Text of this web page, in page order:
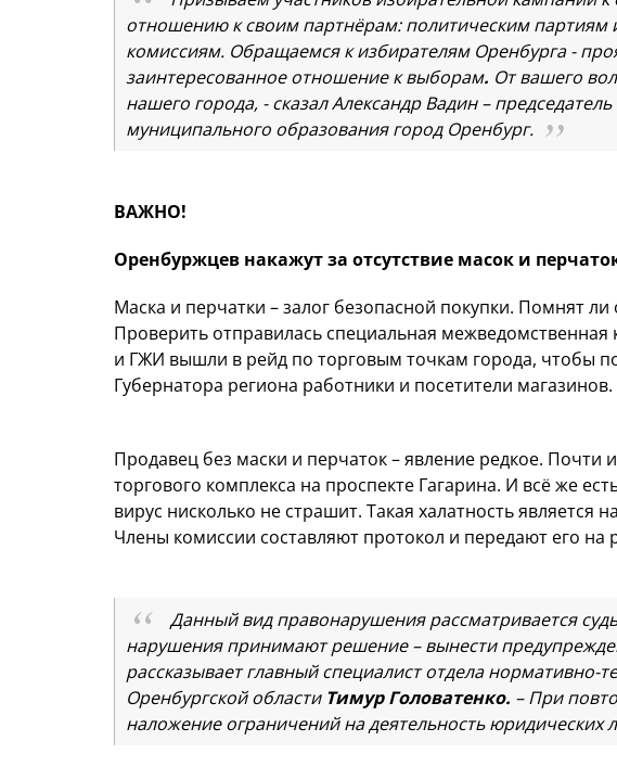
отношению к своим партнёрам: политическим партиям
комиссиям. Обращаемся к избирателям Оренбурга -
заинтересованное отношение к выборам. От вашего
нашего города, - сказал Александр Вадин –
муниципального образования город Оренбург.
ВАЖНО!
Оренбуржцев накажут за отсутствие масок и
Маска и перчатки – залог безопасной покупки. Помнят
Проверить отправилась специальная
и ГЖИ вышли в рейд по торговым точкам города, чтобы
Губернатора региона работники и посетители магазинов.
Продавец без маски и перчаток – явление редкое. Почти
торгового комплекса на проспекте Гагарина. И всё же
вирус нисколько не страшит. Такая халатность
Члены комиссии составляют протокол и передают его на
Данный вид правонарушения рассматривается
нарушения принимают решение – вынести
рассказывает главный специалист отдела нормативно-
Оренбургской области Тимур Головатенко. – При
наложение ограничений на деятельность юридических